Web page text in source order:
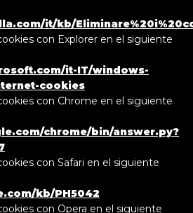
it/kb/
con Explorer en el siguiente
it-IT/windows-
cookies
con Chrome en el siguiente
chrome/bin/answer.py?
con Safari en el siguiente
kb/PH5042
con Opera en el siguiente